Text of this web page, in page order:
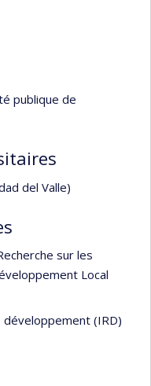
publique de
del Valle)
sur les
Local
(IRD)